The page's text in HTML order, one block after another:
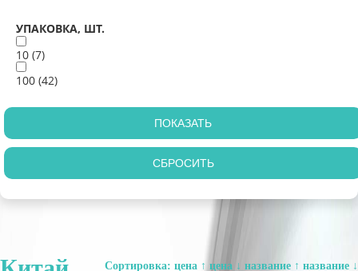
УПАКОВКА, ШТ.
10 (7)
100 (42)
Сортировка: цена ↑ цена ↓ название ↑ название ↓